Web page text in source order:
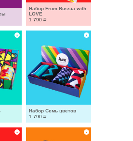
Набор From Russia with
LOVE
1 790 Р
Набор Семь цветов
1 790 Р